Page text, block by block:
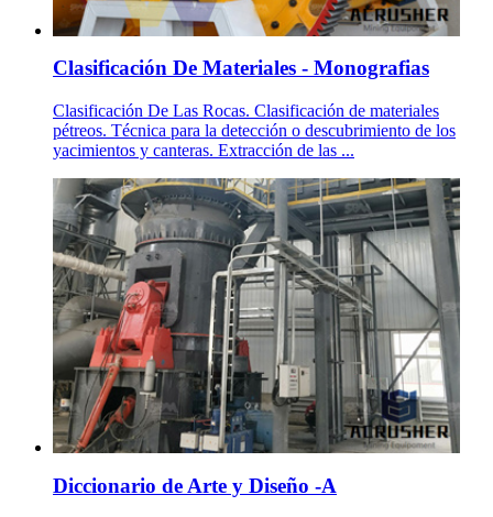
Clasificación De Materiales - Monografias
Clasificación De Las Rocas. Clasificación de materiales
pétreos. Técnica para la detección o descubrimiento de los
yacimientos y canteras. Extracción de las ...
Diccionario de Arte y Diseño -A